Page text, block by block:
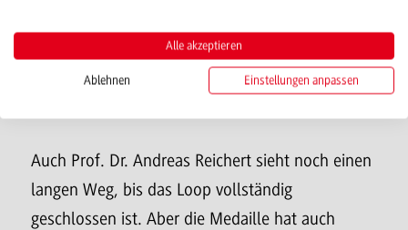
muss und in ihrer Komplexität länger braucht,
um sinnvoll durchdacht und implementiert zu
Auch Prof. Dr. Andreas Reichert sieht noch einen
langen Weg, bis das Loop vollständig
geschlossen ist. Aber die Medaille hat auch
Alle akzeptieren
Ablehnen Einstellungen anpassen